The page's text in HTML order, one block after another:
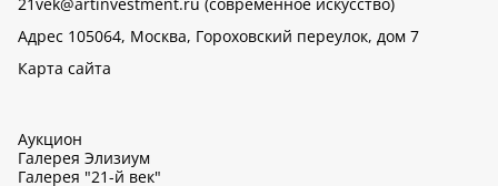
21vek@artinvestment.ru (современное искусство)
Адрес 105064, Москва, Гороховский переулок, дом 7
Карта сайта
Аукцион
Галерея Элизиум
Галерея "21-й век"